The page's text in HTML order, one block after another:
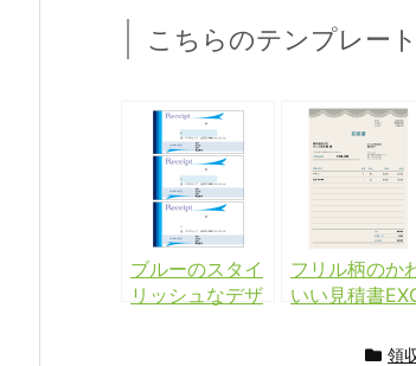
こちらのテンプレー
ブルーのスタイ
リッシュなデザ
フリル柄のか
いい見積書
領